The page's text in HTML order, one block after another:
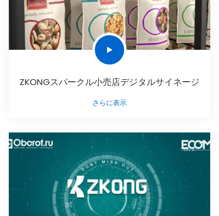
ZKONGスパークル小売店デジタルサイネージ
さらに表示